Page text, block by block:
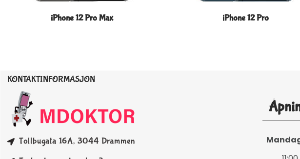
iPhone 12 Pro Max iPhone 12 Pro
KONTAKTINFORMASJON
Tollbugata 16A, 3044 Drammen